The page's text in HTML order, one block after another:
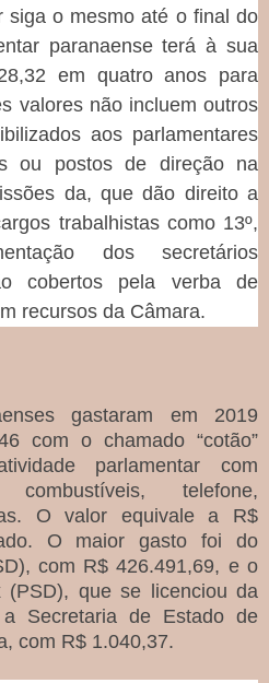
siga o mesmo até o final do
paranaense terá à sua
em quatro anos para
valores não incluem outros
aos parlamentares
ou postos de direção na
da, que dão direito a
trabalhistas como 13º,
dos secretários
cobertos pela verba de
recursos da Câmara.
gastaram em 2019
com o chamado “cotão”
parlamentar com
telefone,
O valor equivale a R$
O maior gasto foi do
com R$ 426.491,69, e o
(PSD), que se licenciou da
Secretaria de Estado de
com R$ 1.040,37.